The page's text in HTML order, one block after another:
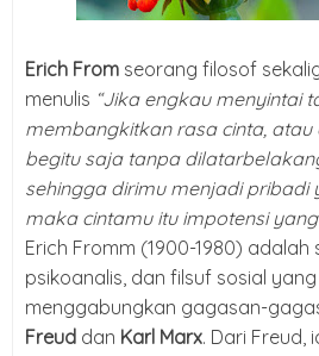
Erich From seorang filosof
menulis “Jika engkau menyintai
membangkitkan rasa cinta, atau
begitu saja tanpa
sehingga dirimu menjadi pribadi
maka cintamu itu impotensi
Erich Fromm (1900-1980) adalah
psikoanalis, dan filsuf sosial
menggabungkan gagasan-
Freud dan Karl Marx. Dari Freud,